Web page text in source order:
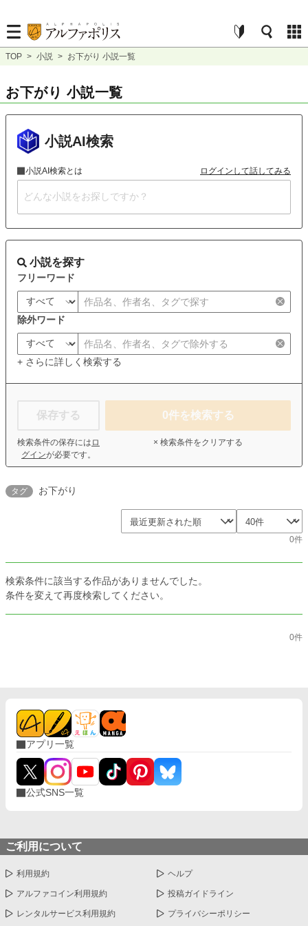
TOP > 小説 > お下がり 小説一覧
お下がり 小説一覧
小説AI検索
小説AI検索とは ログインして話してみる
小説を探す
フリーワード
除外ワード
+ さらに詳しく検索する
保存する
検索条件の保存には ロ
グインが必要です。
0件を検索する
× 検索条件をクリアする
タグ お下がり
0件
検索条件に該当する作品がありませんでした。
条件を変えて再度検索してください。
0件
アプリ一覧
公式SNS一覧
ご利用について
利用規約 ヘルプ
アルファコイン利用規約 投稿ガイドライン
レンタルサービス利用規約 プライバシーポリシー